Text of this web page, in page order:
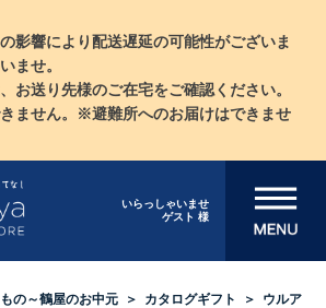
影響により配送遅延の可能性がございま
ませ。
お送り先様のご在宅をご確認ください。
ません。※避難所へのお届けはできませ
いらっしゃいませ
ゲスト 様
メニューを開
の～鶴屋のお中元 カタログギフト
ウルア